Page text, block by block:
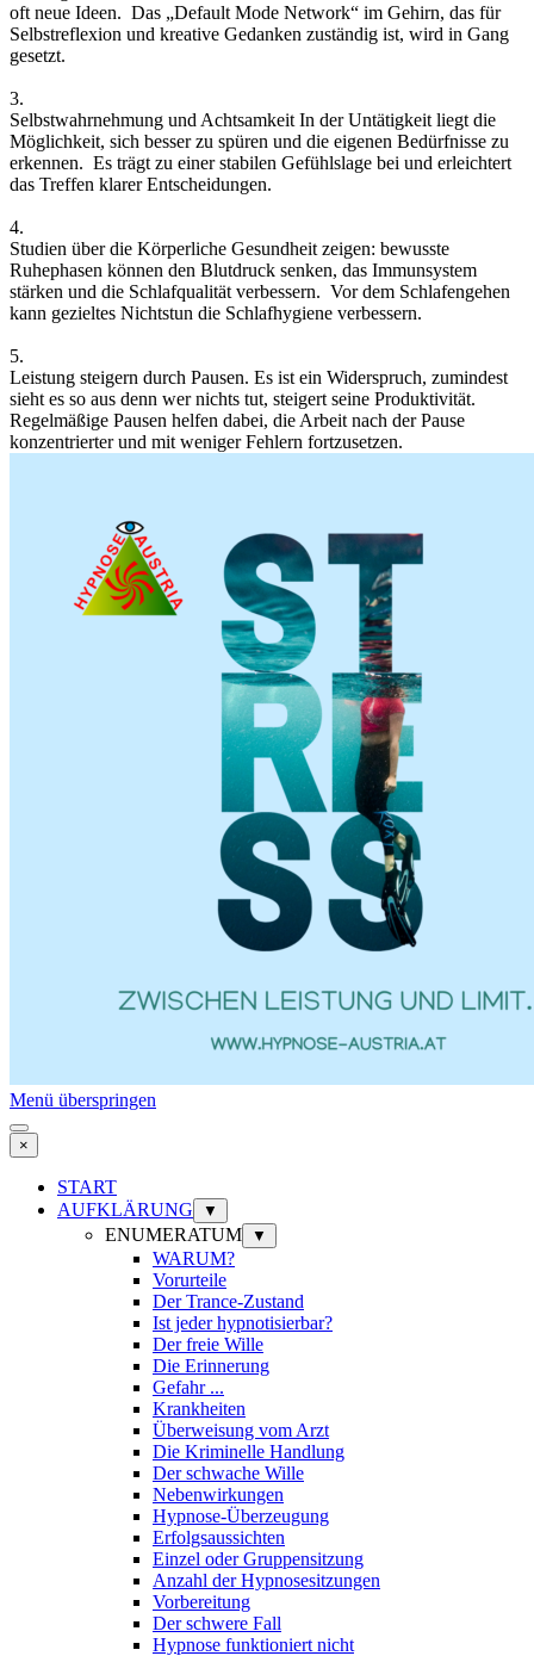
oft neue Ideen. Das „Default Mode Network“ im Gehirn, das für
Selbstreflexion und kreative Gedanken zuständig ist, wird in Gang
gesetzt.
3.
Selbstwahrnehmung und Achtsamkeit In der Untätigkeit liegt die
Möglichkeit, sich besser zu spüren und die eigenen Bedürfnisse zu
erkennen. Es trägt zu einer stabilen Gefühlslage bei und erleichtert
das Treffen klarer Entscheidungen.
4.
Studien über die Körperliche Gesundheit zeigen: bewusste
Ruhephasen können den Blutdruck senken, das Immunsystem
stärken und die Schlafqualität verbessern. Vor dem Schlafengehen
kann gezieltes Nichtstun die Schlafhygiene verbessern.
5.
Leistung steigern durch Pausen. Es ist ein Widerspruch, zumindest
sieht es so aus denn wer nichts tut, steigert seine Produktivität.
Regelmäßige Pausen helfen dabei, die Arbeit nach der Pause
konzentrierter und mit weniger Fehlern fortzusetzen.
Menü überspringen
×
START
AUFKLÄRUNG
▼
ENUMERATUM ▼
WARUM?
Vorurteile
Der Trance-Zustand
Ist jeder hypnotisierbar?
Der freie Wille
Die Erinnerung
Gefahr ...
Krankheiten
Überweisung vom Arzt
Die Kriminelle Handlung
Der schwache Wille
Nebenwirkungen
Hypnose-Überzeugung
Erfolgsaussichten
Einzel oder Gruppensitzung
Anzahl der Hypnosesitzungen
Vorbereitung
Der schwere Fall
Hypnose funktioniert nicht